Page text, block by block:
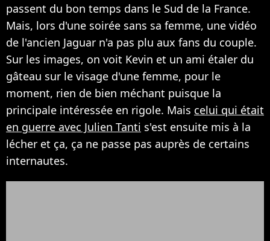
passent du bon temps dans le Sud de la France.
Mais, lors d'une soirée sans sa femme, une vidéo
de l'ancien Jaguar n'a pas plu aux fans du couple.
Sur les images, on voit Kevin et un ami étaler du
gâteau sur le visage d'une femme, pour le
moment, rien de bien méchant puisque la
principale intéressée en rigole. Mais celui qui était
en guerre avec Julien Tanti s'est ensuite mis à la
lécher et ça, ça ne passe pas auprès de certains
internautes.